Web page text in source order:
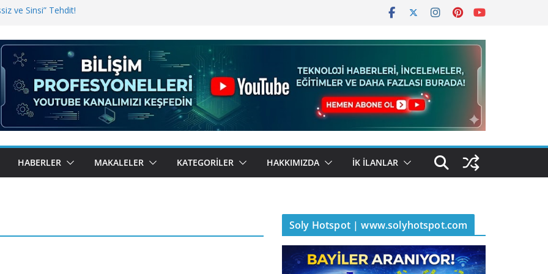
ve Sinsi” Tehdit!
Bugün BulutTahsilat’ta
Kemal Oral Tüm Sorularımızı
HABERLER MAKALELER KATEGORILER HAKKIMIZDA İK İLANLAR
Soly Hotspot | www.solyhotspot.com